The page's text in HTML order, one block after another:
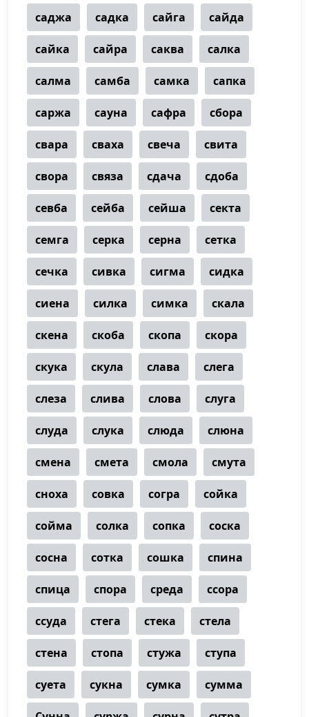
саджа садка сайга сайда
сайка сайра саква салка
салма самба самка сапка
саржа сауна сафра сбора
свара сваха свеча свита
свора связа сдача сдоба
севба сейба сейша секта
семга серка серна сетка
сечка сивка сигма сидка
сиена силка симка скала
скена скоба скопа скора
скука скула слава слега
слеза слива слова слуга
слуда слука слюда слюна
смена смета смола смута
сноха совка согра сойка
сойма солка сопка соска
сосна сотка сошка спина
спица спора среда ссора
ссуда стега стека стела
стена стопа стужа ступа
суета сукна сумка сумма